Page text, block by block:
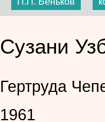
Сузани
Гертруда
1961